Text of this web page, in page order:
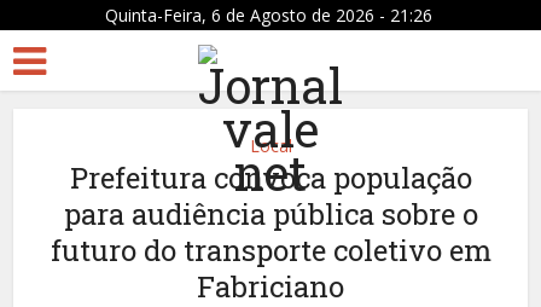
Quinta-Feira, 6 de Agosto de 2026 - 21:26
Local
Prefeitura convoca população
para audiência pública sobre o
futuro do transporte coletivo em
Fabriciano